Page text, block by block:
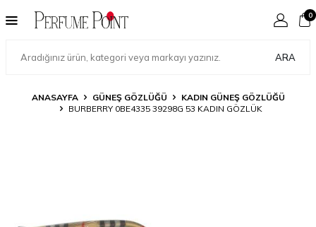
ARA
0
ANASAYFA GÜNEŞ GÖZLÜĞÜ
KADIN GÜNEŞ GÖZLÜĞÜ
BURBERRY 0BE4335 39298G 53 KADIN GÖZLÜK